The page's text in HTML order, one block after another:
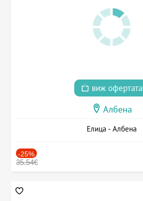
виж офертата
Албена
Елица - Албена
-25%
35.54€